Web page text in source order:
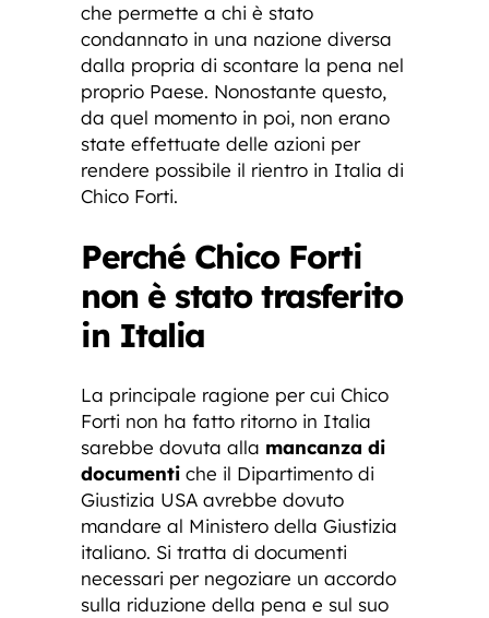
che permette a chi è stato
condannato in una nazione diversa
dalla propria di scontare la pena nel
proprio Paese. Nonostante questo,
da quel momento in poi, non erano
state effettuate delle azioni per
rendere possibile il rientro in Italia di
Chico Forti.
Perché Chico Forti
non è stato trasferito
in Italia
La principale ragione per cui Chico
Forti non ha fatto ritorno in Italia
sarebbe dovuta alla mancanza di
documenti che il Dipartimento di
Giustizia USA avrebbe dovuto
mandare al Ministero della Giustizia
italiano. Si tratta di documenti
necessari per negoziare un accordo
sulla riduzione della pena e sul suo